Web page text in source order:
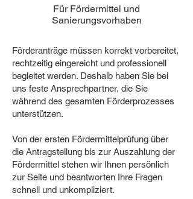
Für Fördermittel und
Sanierungsvorhaben
Förderanträge müssen korrekt vorbereitet,
rechtzeitig eingereicht und professionell
begleitet werden. Deshalb haben Sie bei
uns feste Ansprechpartner, die Sie
während des gesamten Förderprozesses
unterstützen.
Von der ersten Fördermittelprüfung über
die Antragstellung bis zur Auszahlung der
Fördermittel stehen wir Ihnen persönlich
zur Seite und beantworten Ihre Fragen
schnell und unkompliziert.